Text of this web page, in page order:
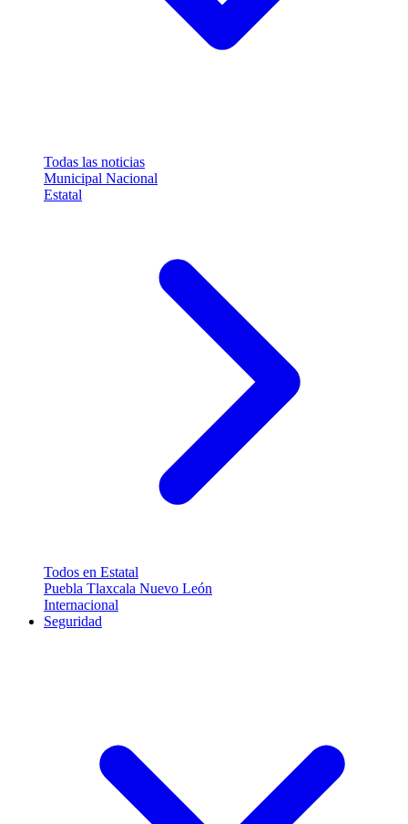
Todas las noticias
Municipal Nacional
Estatal
Todos en Estatal
Puebla Tlaxcala Nuevo León
Internacional
Seguridad